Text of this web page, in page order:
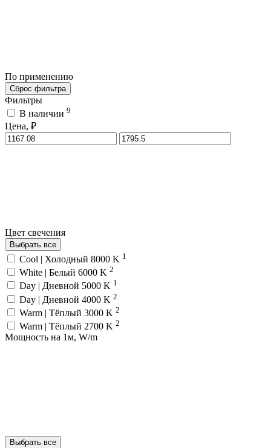
По применению
Сброс фильтра
Фильтры
В наличии 9
Цена, ₽
Цвет свечения
Выбрать все
Cool | Холодный 8000 K 1
White | Белый 6000 K 2
Day | Дневной 5000 K 1
Day | Дневной 4000 K 2
Warm | Тёплый 3000 K 2
Warm | Тёплый 2700 K 2
Мощность на 1м, W/m
Выбрать все